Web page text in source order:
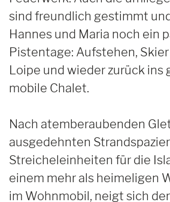
sind freundlich gestimmt
Hannes und Maria noch ein
Pistentage: Aufstehen, Skier
Loipe und wieder zurück ins
mobile Chalet.
Nach atemberaubenden
ausgedehnten
Streicheleinheiten für die
einem mehr als heimeligen
im Wohnmobil, neigt sich